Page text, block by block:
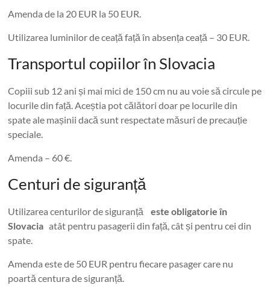
Amenda de la 20 EUR la 50 EUR.
Utilizarea luminilor de ceață față în absența ceață – 30 EUR.
Transportul copiilor în Slovacia
Copiii sub 12 ani și mai mici de 150 cm nu au voie să circule pe
locurile din față. Aceștia pot călători doar pe locurile din
spate ale mașinii dacă sunt respectate măsuri de precauție
speciale.
Amenda – 60 €.
Centuri de siguranță
Utilizarea centurilor de siguranțăeste obligatorie în
Slovacia atât pentru pasagerii din față, cât și pentru cei din
spate.
Amenda este de 50 EUR pentru fiecare pasager care nu
poartă centura de siguranță.